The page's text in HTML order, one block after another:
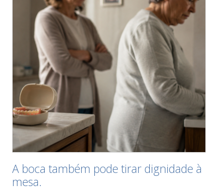
A boca também pode tirar dignidade à
mesa.